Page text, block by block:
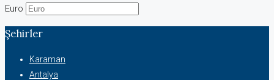
Euro
Şehirler
Karaman
Antalya